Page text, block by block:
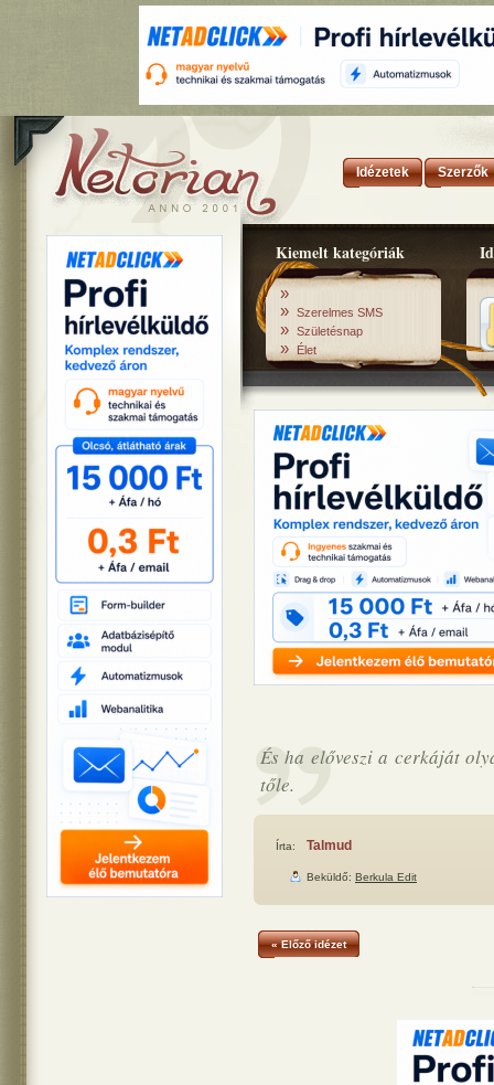
Idézetek Szerzők
Kiemelt kategóriák
»
» Szerelmes SMS
» Születésnap
» Élet
És ha előveszi a cerkáját
tőle.
Írta: Talmud
Beküldő: Berkula Edit
« Előző idézet